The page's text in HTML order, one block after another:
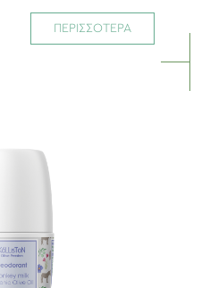
ΠΕΡΙΣΣΟΤΕΡΑ